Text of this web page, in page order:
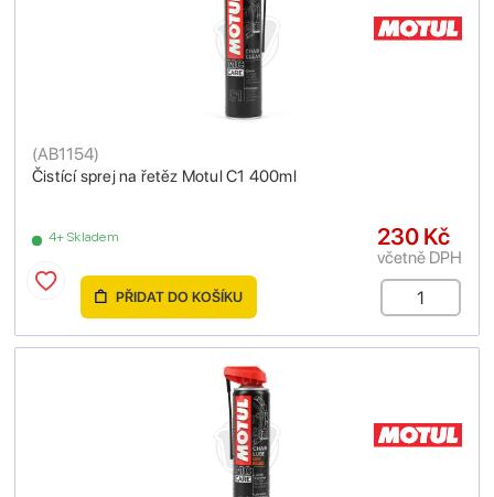
Čistící sprej na řetěz Motul C1 400ml
(AB1154)
4+ Skladem 230 Kč
včetně DPH
PŘIDAT DO KOŠÍKU